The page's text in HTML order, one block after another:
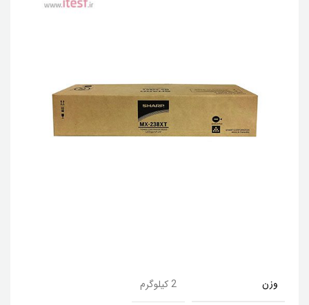
وزن 2 کیلوگرم